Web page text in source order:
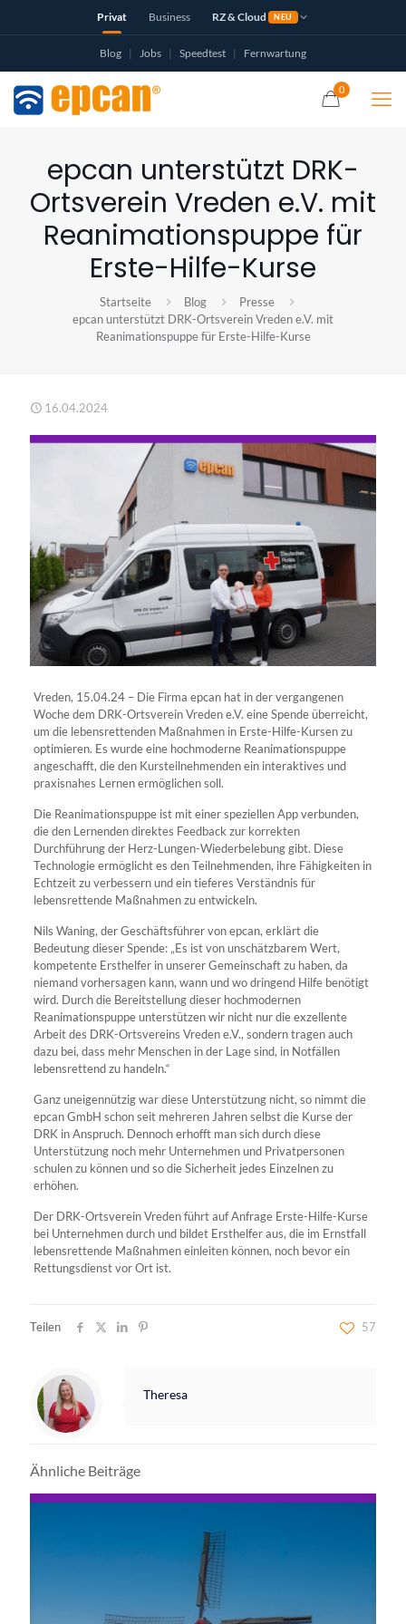
Privat Business RZ & Cloud NEU
Blog | Jobs | Speedtest | Fernwartung
0
epcan unterstützt DRK-
Ortsverein Vreden e.V. mit
Reanimationspuppe für
Erste-Hilfe-Kurse
Startseite Blog
Presse
epcan unterstützt DRK-Ortsverein Vreden e.V. mit
Reanimationspuppe für Erste-Hilfe-Kurse
16.04.2024
Vreden, 15.04.24 – Die Firma epcan hat in der vergangenen
Woche dem DRK-Ortsverein Vreden e.V. eine Spende überreicht,
um die lebensrettenden Maßnahmen in Erste-Hilfe-Kursen zu
optimieren. Es wurde eine hochmoderne Reanimationspuppe
angeschafft, die den Kursteilnehmenden ein interaktives und
praxisnahes Lernen ermöglichen soll.
Die Reanimationspuppe ist mit einer speziellen App verbunden,
die den Lernenden direktes Feedback zur korrekten
Durchführung der Herz-Lungen-Wiederbelebung gibt. Diese
Technologie ermöglicht es den Teilnehmenden, ihre Fähigkeiten in
Echtzeit zu verbessern und ein tieferes Verständnis für
lebensrettende Maßnahmen zu entwickeln.
Nils Waning, der Geschäftsführer von epcan, erklärt die
Bedeutung dieser Spende: „Es ist von unschätzbarem Wert,
kompetente Ersthelfer in unserer Gemeinschaft zu haben, da
niemand vorhersagen kann, wann und wo dringend Hilfe benötigt
wird. Durch die Bereitstellung dieser hochmodernen
Reanimationspuppe unterstützen wir nicht nur die exzellente
Arbeit des DRK-Ortsvereins Vreden e.V., sondern tragen auch
dazu bei, dass mehr Menschen in der Lage sind, in Notfällen
lebensrettend zu handeln.“
Ganz uneigennützig war diese Unterstützung nicht, so nimmt die
epcan GmbH schon seit mehreren Jahren selbst die Kurse der
DRK in Anspruch. Dennoch erhofft man sich durch diese
Unterstützung noch mehr Unternehmen und Privatpersonen
schulen zu können und so die Sicherheit jedes Einzelnen zu
erhöhen.
Der DRK-Ortsverein Vreden führt auf Anfrage Erste-Hilfe-Kurse
bei Unternehmen durch und bildet Ersthelfer aus, die im Ernstfall
lebensrettende Maßnahmen einleiten können, noch bevor ein
Rettungsdienst vor Ort ist.
Teilen 57
Theresa
Ähnliche Beiträge